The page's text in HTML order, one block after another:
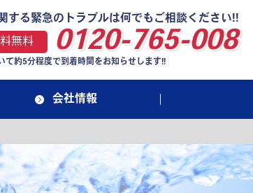
する緊急のトラブルは何でもご相談ください!!
無料 0120-765-008
て約5分程度で到着時間をお知らせします!!
会社情報